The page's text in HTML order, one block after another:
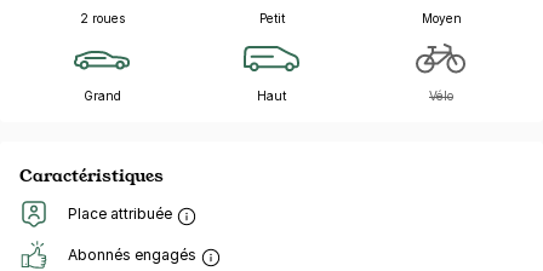
2 roues Petit Moyen
Grand Haut Vélo
Caractéristiques
Place attribuée
Abonnés engagés